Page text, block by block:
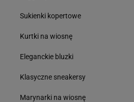
Sukienki kopertowe
Kurtki na wiosnę
Eleganckie bluzki
Klasyczne sneakersy
Marynarki na wiosnę